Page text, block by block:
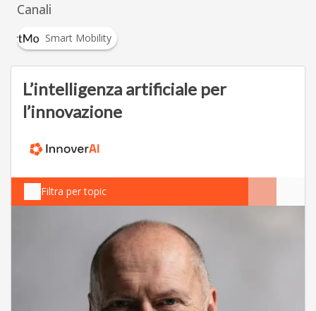
Canali
Smart Mobility
L’intelligenza artificiale per
l’innovazione
Filtra per topic